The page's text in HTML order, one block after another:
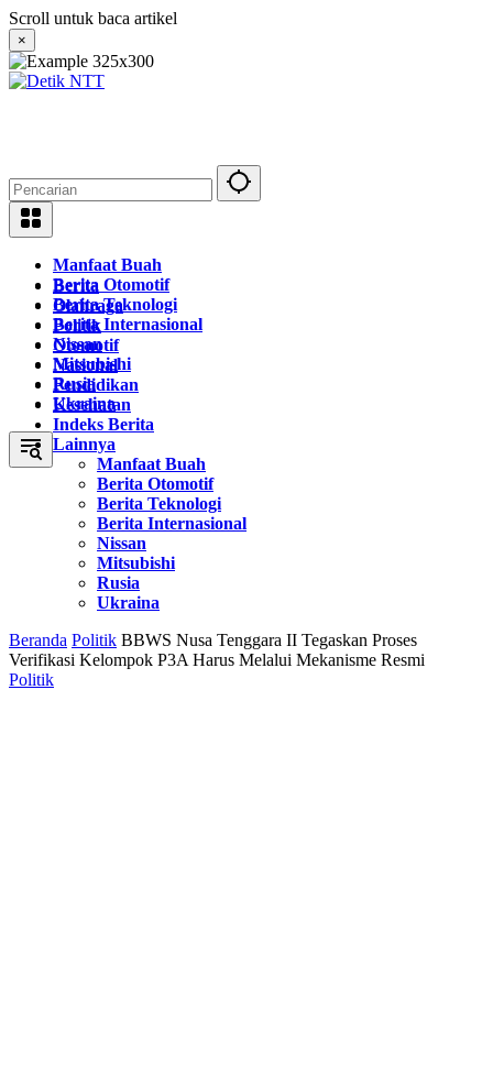
Langsung
ke
konten
Scroll untuk baca artikel
×
Manfaat Buah
Berita Otomotif
Berita Teknologi
Berita Internasional
Nissan
Mitsubishi
Rusia
Ukraina
Berita
Olahraga
Politik
Otomotif
Nasional
Pendidikan
Kesehatan
Indeks Berita
Lainnya
Manfaat Buah
Berita Otomotif
Berita Teknologi
Berita Internasional
Nissan
Mitsubishi
Rusia
Ukraina
Beranda Politik BBWS Nusa Tenggara II Tegaskan Proses
Verifikasi Kelompok P3A Harus Melalui Mekanisme Resmi
Politik